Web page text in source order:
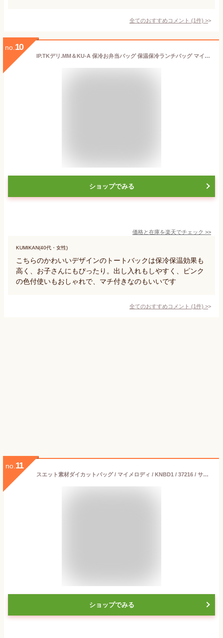
全てのおすすめコメント (1件) >
no. 10
IP.TKデリ.MM＆KU-A 保冷お弁当バッグ 保温保冷ランチバッグ マイメロディ サンリオ ルートート 保冷バッグ お弁当かばん メール便可
ショップでみる
価格と在庫を楽天でチェック >>
KUMIKAN(40代・女性)
こちらのかわいいデザインのトートバックは保冷保温効果も
高く、お子さんにもぴったり。出し入れもしやすく、ピンク
の色付使いもおしゃれで、マチ付きなのもいいです
全てのおすすめコメント (1件) >
no. 11
スエット素材ダイカットバッグ / マイメロディ / KNBD1 / 37216 / サンリオ / マイメロディ / ランチバッグ / お弁当箱入れ / 4973307372162 / スケーター
ショップでみる